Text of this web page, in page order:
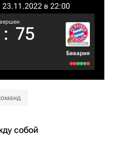
23.11.2022 в 22:00
: 75
Бавария
собой